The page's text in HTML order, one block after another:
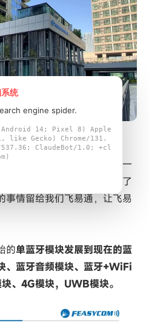
团结一致，砥砺前行，全心一
沟通简单自由而努力，做到了
事情留给我们飞易通，让飞易
的单蓝牙模块发展到现在的蓝
、蓝牙音频模块、蓝牙+WiFi
、4G模块，UWB模块。
统
engine spider.
14; Pixel 8) Apple
like Gecko) Chrome/131.
ClaudeBot/1.0; +cl